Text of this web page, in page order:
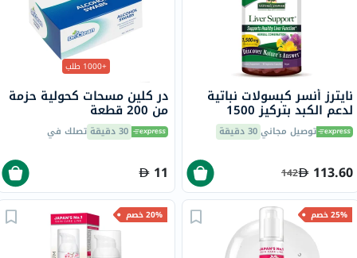
نايترز أنسر كبسولات نباتية
لدعم الكبد بتركيز 1500
ملجمم مع سيليمارين حزمة
من 90 كبسولة توصيل مجاني30 دقيقة
113.60
142
+1000 طلب
در كلين مسحات كحولية حزمة
من 200 قطعة
30 دقيقة تصلك في
11
25% خصم 20% خصم